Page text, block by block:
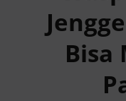
Reservasi Online
Bisa